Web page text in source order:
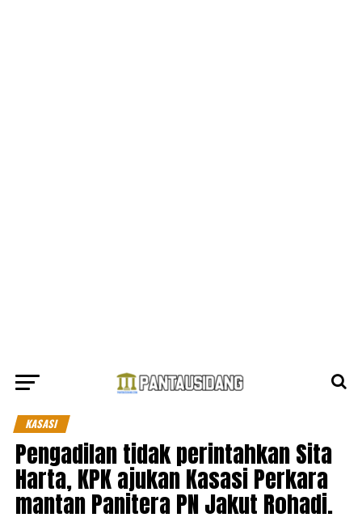
KASASI
Pengadilan tidak perintahkan Sita
Harta, KPK ajukan Kasasi Perkara
mantan Panitera PN Jakut Rohadi.